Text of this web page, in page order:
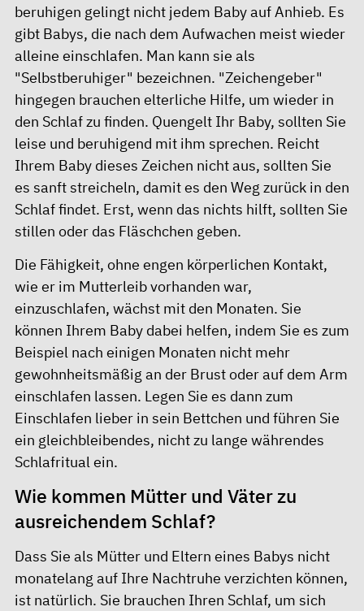
beruhigen gelingt nicht jedem Baby auf Anhieb. Es
gibt Babys, die nach dem Aufwachen meist wieder
alleine einschlafen. Man kann sie als
"Selbstberuhiger" bezeichnen. "Zeichengeber"
hingegen brauchen elterliche Hilfe, um wieder in
den Schlaf zu finden. Quengelt Ihr Baby, sollten Sie
leise und beruhigend mit ihm sprechen. Reicht
Ihrem Baby dieses Zeichen nicht aus, sollten Sie
es sanft streicheln, damit es den Weg zurück in den
Schlaf findet. Erst, wenn das nichts hilft, sollten Sie
stillen oder das Fläschchen geben.
Die Fähigkeit, ohne engen körperlichen Kontakt,
wie er im Mutterleib vorhanden war,
einzuschlafen, wächst mit den Monaten. Sie
können Ihrem Baby dabei helfen, indem Sie es zum
Beispiel nach einigen Monaten nicht mehr
gewohnheitsmäßig an der Brust oder auf dem Arm
einschlafen lassen. Legen Sie es dann zum
Einschlafen lieber in sein Bettchen und führen Sie
ein gleichbleibendes, nicht zu lange währendes
Schlafritual ein.
Wie kommen Mütter und Väter zu
ausreichendem Schlaf?
Dass Sie als Mütter und Eltern eines Babys nicht
monatelang auf Ihre Nachtruhe verzichten können,
ist natürlich. Sie brauchen Ihren Schlaf, um sich